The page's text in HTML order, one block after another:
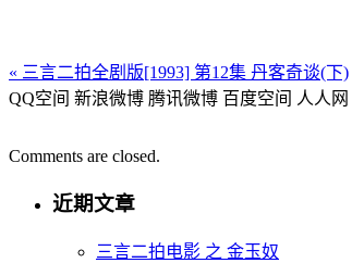
« 三言二拍全剧版[1993] 第12集 丹客奇谈(下)
QQ空间 新浪微博 腾讯微博 百度空间 人人网
Comments are closed.
近期文章
三言二拍电影 之 金玉奴